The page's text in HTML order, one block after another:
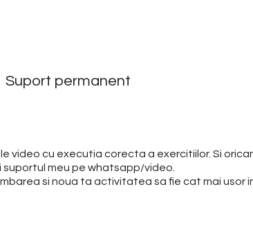
Suport permanent
cu executia corecta a exercitiilor. Si
suportul meu pe whatsapp/video.
si noua ta activitatea sa fie cat mai usor